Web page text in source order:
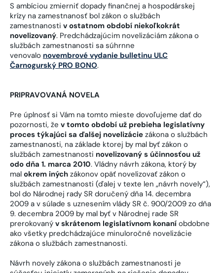
S ambíciou zmierniť dopady finančnej a hospodárskej
krízy na zamestnanosť bol zákon o službách
zamestnanosti v ostatnom období niekoľkokrát
novelizovaný. Predchádzajúcim novelizáciám zákona o
službách zamestnanosti sa súhrnne
venovalo novembrové vydanie bulletinu ULC
Čarnogurský PRO BONO.
PRIPRAVOVANÁ NOVELA
Pre úplnosť si Vám na tomto mieste dovoľujeme dať do
pozornosti, že v tomto období už prebieha legislatívny
proces týkajúci sa ďalšej novelizácie zákona o službách
zamestnanosti, na základe ktorej by mal byť zákon o
službách zamestnanosti novelizovaný s účinnosťou už
odo dňa 1. marca 2010. Vládny návrh zákona, ktorý by
mal okrem iných zákonov opäť novelizovať zákon o
službách zamestnanosti (ďalej v texte len „návrh novely“),
bol do Národnej rady SR doručený dňa 14. decembra
2009 a v súlade s uznesením vlády SR č. 900/2009 zo dňa
9. decembra 2009 by mal byť v Národnej rade SR
prerokovaný v skrátenom legislatívnom konaní obdobne
ako všetky predchádzajúce minuloročné novelizácie
zákona o službách zamestnanosti.
Návrh novely zákona o službách zamestnanosti je